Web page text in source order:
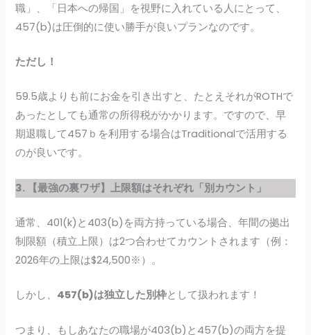
職」、「日本への帰国」を視野に入れている人にとって、
457(b)は圧倒的に使い勝手が良いプランなのです。
ただし！
59.5歳よりも前にお金を引き出すと、たとえそれがROTHで
あったとしても通常の所得税がかかります。ですので、早
期退職して457ｂを利用する場合はTraditionalで活用する
のが良いです。
3. 【最強の裏ワザ】上限額はそれぞれ「別カウント」
通常、401(k)と403(b)を両方持っている場合、年間の拠出
制限額（積立上限）は2つ合わせてカウントされます（例：
2026年の上限は$24,500※）。
しかし、 457(b)は独立した別枠として扱われます！
つまり、もしあなたの職場が403(b)と457(b)の両方を提